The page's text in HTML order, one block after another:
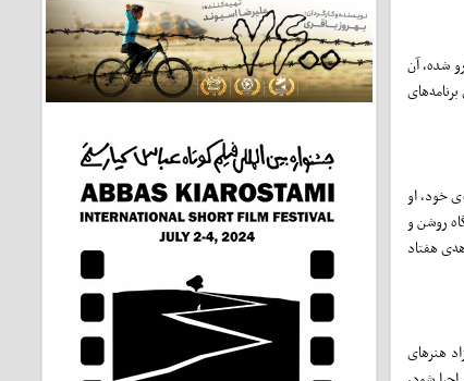
شده، آن
خود، او
روشن و
هفتاد
هنرهای